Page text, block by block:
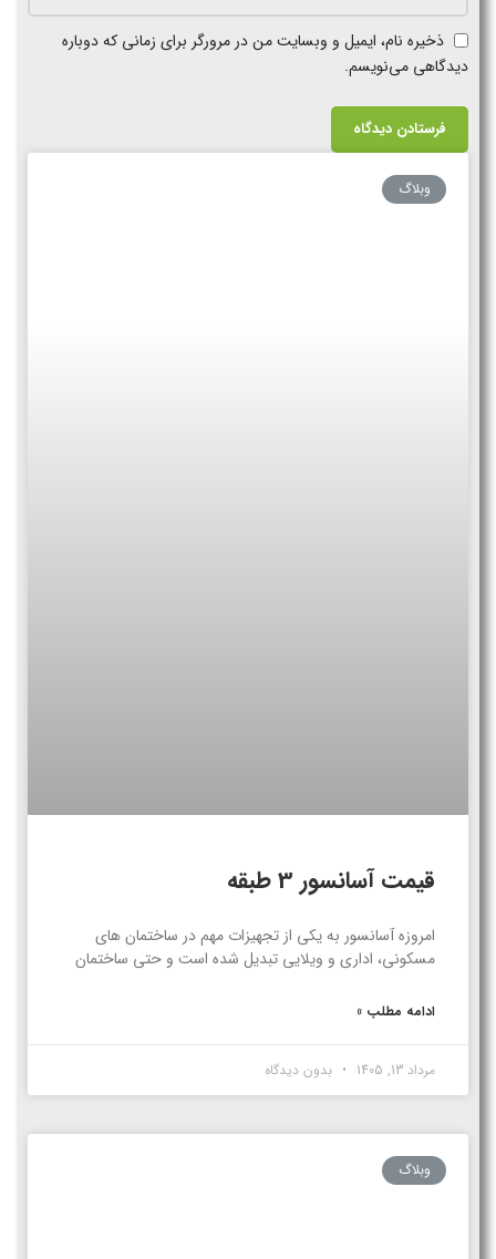
ذخیره نام، ایمیل و وبسایت من در مرورگر برای زمانی که دوباره
دیدگاهی می‌نویسم.
وبلاگ
قیمت آسانسور 3 طبقه
امروزه آسانسور به یکی از تجهیزات مهم در ساختمان های
مسکونی، اداری و ویلایی تبدیل شده است و حتی ساختمان
ادامه مطلب »
مرداد 13, 1405 بدون دیدگاه
وبلاگ